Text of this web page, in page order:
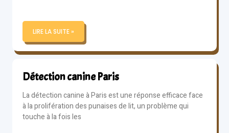
LIRE LA SUITE »
Détection canine Paris
La détection canine à Paris est une réponse efficace face
à la prolifération des punaises de lit, un problème qui
touche à la fois les